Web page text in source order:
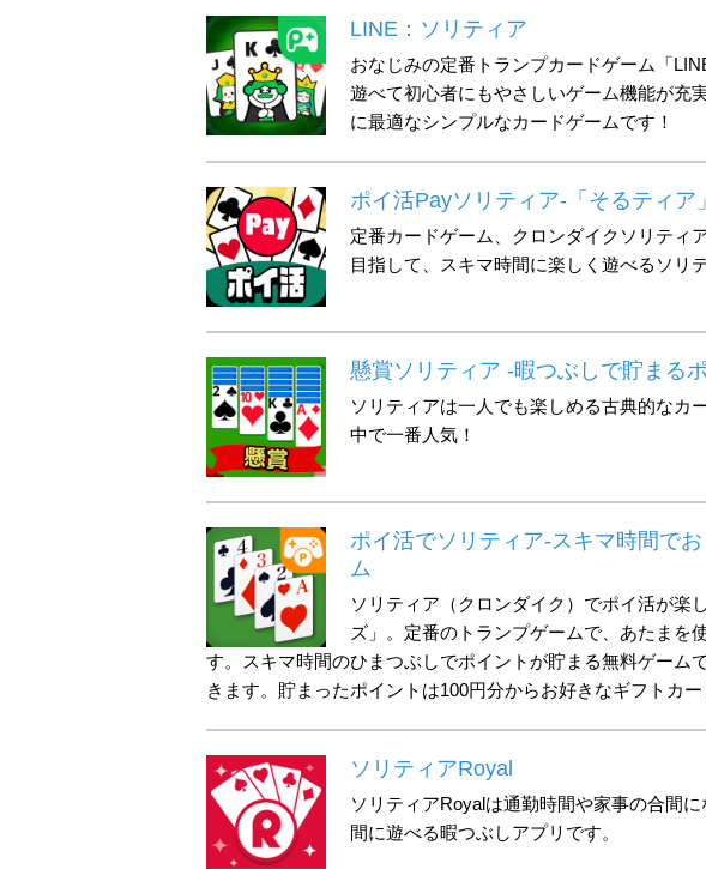
LINE：ソリティア
おなじみの定番トランプカードゲーム「
遊べて初心者にもやさしいゲーム機能が充
に最適なシンプルなカードゲームです！
ポイ活Payソリティア-「そるティア
定番カードゲーム、クロンダイクソリティ
目指して、スキマ時間に楽しく遊べるソリ
懸賞ソリティア -暇つぶしで貯まる
ソリティアは一人でも楽しめる古典的なカ
中で一番人気！
ポイ活でソリティア-スキマ時間で
ム
ソリティア（クロンダイク）でポイ活が楽
ズ」。定番のトランプゲームで、あたまを
す。スキマ時間のひまつぶしでポイントが貯まる無料ゲーム
きます。貯まったポイントは100円分からお好きなギフトカー
ソリティアRoyal
ソリティアRoyalは通勤時間や家事の合間
間に遊べる暇つぶしアプリです。